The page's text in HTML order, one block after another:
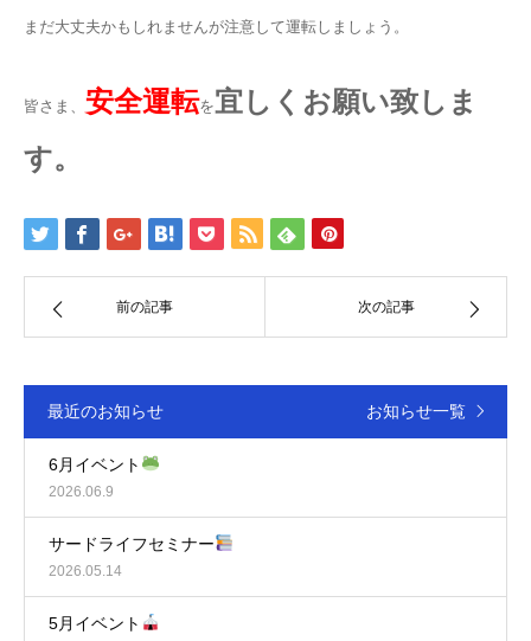
まだ大丈夫かもしれませんが注意して運転しましょう。
皆さま、 安全運転を宜しくお願い致しま
す。
前の記事 次の記事
最近のお知らせ お知らせ一覧
6月イベント
2026.06.9
サードライフセミナー
2026.05.14
5月イベント